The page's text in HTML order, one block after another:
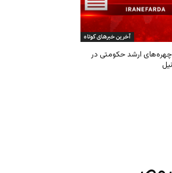
آخرین خبرهای کوتاه
ارشد حکومتی در